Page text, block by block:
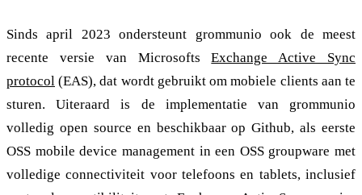
Sinds april 2023 ondersteunt grommunio ook de meest
recente versie van MicrosoftsExchange Active Sync
protocol (EAS), dat wordt gebruikt om mobiele clients aan te
sturen. Uiteraard is de implementatie van grommunio
volledig open source en beschikbaar op Github, als eerste
OSS mobile device management in een OSS groupware met
volledige connectiviteit voor telefoons en tablets, inclusief